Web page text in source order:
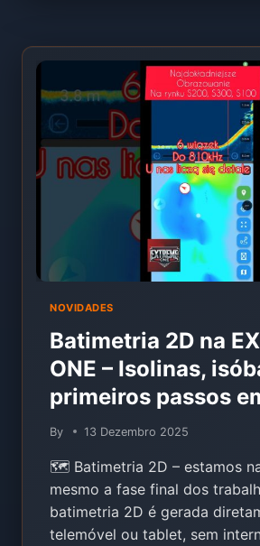
ONE
–
CONTROLO
TOTAL
E
MAPAS
BATIMÉTRICOS
NOVIDADES
Batimetria 2D na
ONE – Isolinas,
primeiros passos
By 13 Dezembro 2025
🗺️ Batimetria 2D – estamos
mesmo a fase final dos
batimetria 2D é gerada
telemóvel ou tablet, sem